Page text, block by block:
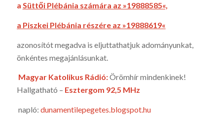
a Süttői Plébánia számára az »19888585«,
a Piszkei Plébánia részére az »19888619«
azonosítót megadva is eljuttathatjuk adományunkat,
önkéntes megajánlásunkat.
Magyar Katolikus Rádió:Örömhír mindenkinek!
Hallgatható – Esztergom 92,5 MHz
napló: dunamentilepegetes.blogspot.hu